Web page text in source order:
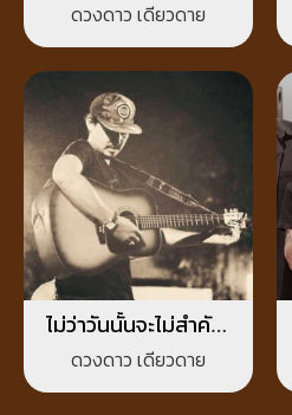
ดวงดาว เดียวดาย
ไม่ว่าวันนั้นจะไม่สำคัญ
อีกแล้วเธออาจจะลืม
แล้วไม่คิดถึงกันก็ไม่
เป็นไร
ดวงดาว เดียวดาย